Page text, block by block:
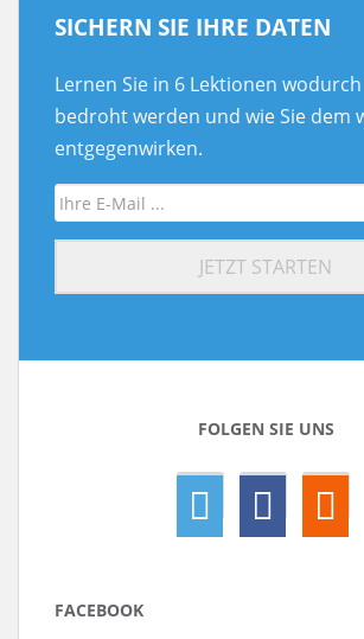
SICHERN SIE IHRE DATEN
Lernen Sie in 6 Lektionen
bedroht werden und wie Sie dem
entgegenwirken.
FOLGEN SIE UNS
FACEBOOK